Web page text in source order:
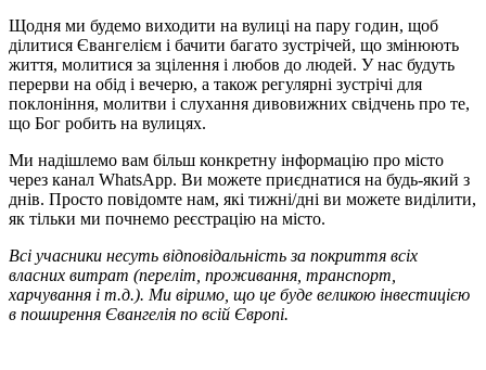
Щодня ми будемо виходити на вулиці на пару годин, щоб
ділитися Євангелієм і бачити багато зустрічей, що змінюють
життя, молитися за зцілення і любов до людей. У нас будуть
перерви на обід і вечерю, а також регулярні зустрічі для
поклоніння, молитви і слухання дивовижних свідчень про те,
що Бог робить на вулицях.
Ми надішлемо вам більш конкретну інформацію про місто
через канал WhatsApp. Ви можете приєднатися на будь-який з
днів. Просто повідомте нам, які тижні/дні ви можете виділити,
як тільки ми почнемо реєстрацію на місто.
Всі учасники несуть відповідальність за покриття всіх
власних витрат (переліт, проживання, транспорт,
харчування і т.д.). Ми віримо, що це буде великою інвестицією
в поширення Євангелія по всій Європі.